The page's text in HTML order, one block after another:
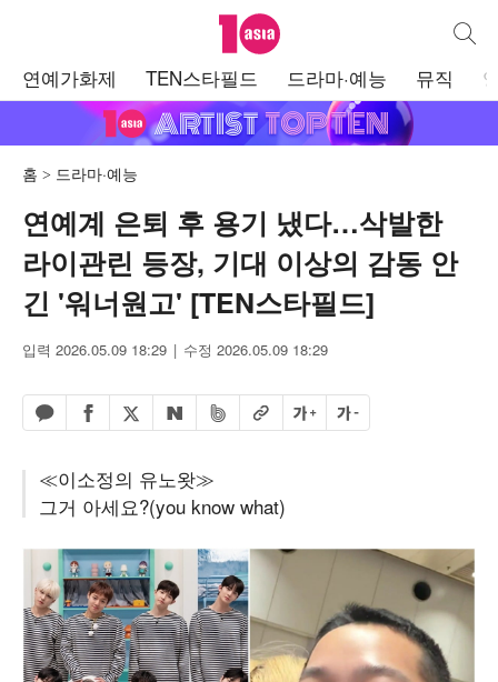
텐아시아 통합
연예가화제 TEN스타필드 드라마·예능 뮤직
홈 드라마·예능
연예계 은퇴 후 용기 냈다…삭발한
라이관린 등장, 기대 이상의 감동 안
긴 '워너원고' [TEN스타필드]
입력 2026.05.09 18:29 수정 2026.05.09 18:29
카카오톡 공유하기
페이스북 공유하기
엑스 공유하기
네이버 공유하기
밴드 공유하기
URL복사글자 크게글자 작게
≪이소정의 유노왓≫
그거 아세요?(you know what)